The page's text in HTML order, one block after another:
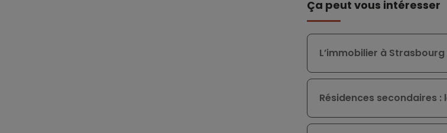
Ça peut vous intéresser
L’immobilier à
Résidences secondaires